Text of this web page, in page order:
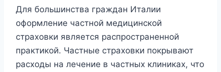
Для большинства граждан Италии
оформление частной медицинской
страховки является распространенной
практикой. Частные страховки покрывают
расходы на лечение в частных клиниках, что